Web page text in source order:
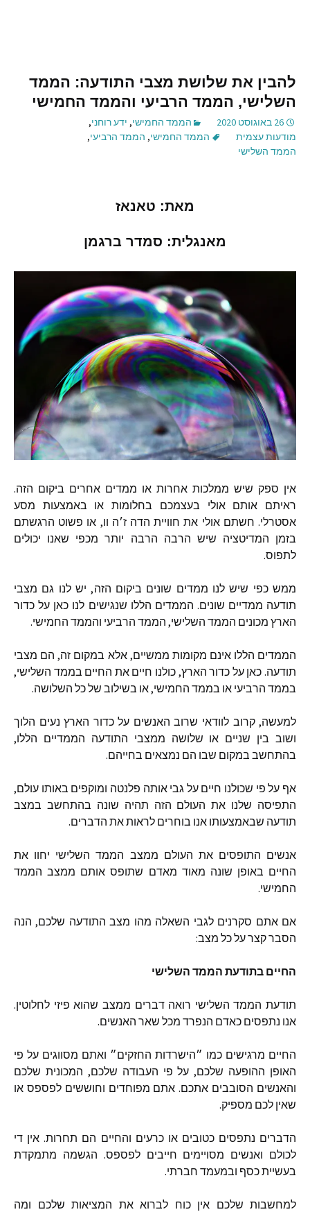
להבין את שלושת מצבי התודעה: הממד
השלישי, הממד הרביעי והממד החמישי
26 באוגוסט 2020 הממד החמישי, ידע רוחני,
מודעות עצמית
הממד החמישי, הממד הרביעי,
הממד השלישי
מאת: טאנאז
מאנגלית: סמדר ברגמן
אין ספק שיש ממלכות אחרות או ממדים אחרים ביקום הזה.
ראיתם אותם אולי בעצמכם בחלומות או באמצעות מסע
אסטרלי. חשתם אולי את חוויית הדה ז׳ה וו, או פשוט הרגשתם
בזמן המדיטציה שיש הרבה הרבה יותר מכפי שאנו יכולים
לתפוס.
ממש כפי שיש לנו ממדים שונים ביקום הזה, יש לנו גם מצבי
תודעה ממדיים שונים. הממדים הללו שנגישים לנו כאן על כדור
הארץ מכונים הממד השלישי, הממד הרביעי והממד החמישי.
הממדים הללו אינם מקומות ממשיים,אלא במקום זה, הם מצבי
תודעה. כאן על כדור הארץ, כולנו חיים את החיים בממד השלישי,
בממד הרביעי או בממד החמישי,או בשילוב שלכל השלושה.
למעשה,קרוב לוודאי שרוב האנשים על כדור הארץ נעים הלוך
ושוב בין שניים או שלושה ממצבי התודעה הממדיים הללו,
בהתחשב במקום שבו הם נמצאים בחייהם.
אף על פי שכולנו חיים על גבי אותה פלנטה ומוקפים באותו עולם,
התפיסה שלנו את העולם הזה תהיה שונה בהתחשב במצב
תודעה שבאמצעותו אנו בוחרים לראותאת הדברים.
אנשים התופסים את העולם ממצב הממד השלישי יחוו את
החיים באופן שונה מאוד מאדם שתופס אותם ממצב הממד
החמישי.
אם אתם סקרנים לגבי השאלה מהו מצב התודעה שלכם, הנה
הסברקצרעלכל מצב:
החיים בתודעת הממד השלישי
תודעת הממד השלישי רואה דברים ממצב שהוא פיזי לחלוטין.
אנו נתפסים כאדם הנפרד מכל שאר האנשים.
החיים מרגישים כמו ״הישרדות החזקים״ ואתם מסווגים על פי
האופן ההופעה שלכם, על פי העבודה שלכם, המכונית שלכם
והאנשים הסובבים אתכם. אתם מפוחדים וחוששים לפספס או
שאין לכם מספיק.
הדברים נתפסים כטובים או כרעים והחיים הם תחרות. אין די
לכולם ואנשים מסויימים חייבים לפספס. הגשמה מתמקדת
בעשייתכסף ובמעמד חברתי.
למחשבות שלכם אין כוח לברוא את המציאות שלכם ומה